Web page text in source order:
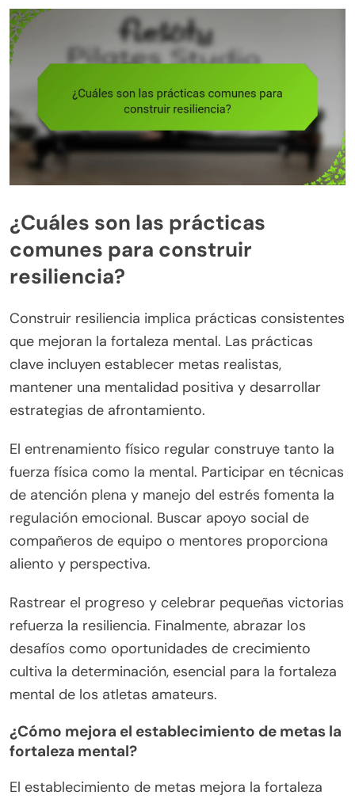
¿Cuáles son las prácticas
comunes para construir
resiliencia?
Construir resiliencia implica prácticas consistentes
que mejoran la fortaleza mental. Las prácticas
clave incluyen establecer metas realistas,
mantener una mentalidad positiva y desarrollar
estrategias de afrontamiento.
El entrenamiento físico regular construye tanto la
fuerza física como la mental. Participar en técnicas
de atención plena y manejo del estrés fomenta la
regulación emocional. Buscar apoyo social de
compañeros de equipo o mentores proporciona
aliento y perspectiva.
Rastrear el progreso y celebrar pequeñas victorias
refuerza la resiliencia. Finalmente, abrazar los
desafíos como oportunidades de crecimiento
cultiva la determinación, esencial para la fortaleza
mental de los atletas amateurs.
¿Cómo mejora el establecimiento de metas la
fortaleza mental?
El establecimiento de metas mejora la fortaleza